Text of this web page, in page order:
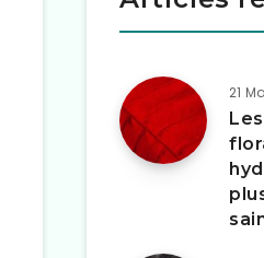
21